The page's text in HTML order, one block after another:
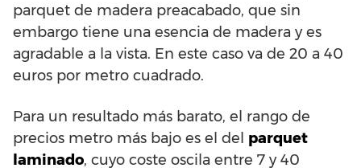
parquet de madera preacabado, que sin
embargo tiene una esencia de madera y es
agradable a la vista. En este caso va de 20 a 40
euros por metro cuadrado.
Para un resultado más barato, el rango de
precios metro más bajo es el del parquet
laminado, cuyo coste oscila entre 7 y 40